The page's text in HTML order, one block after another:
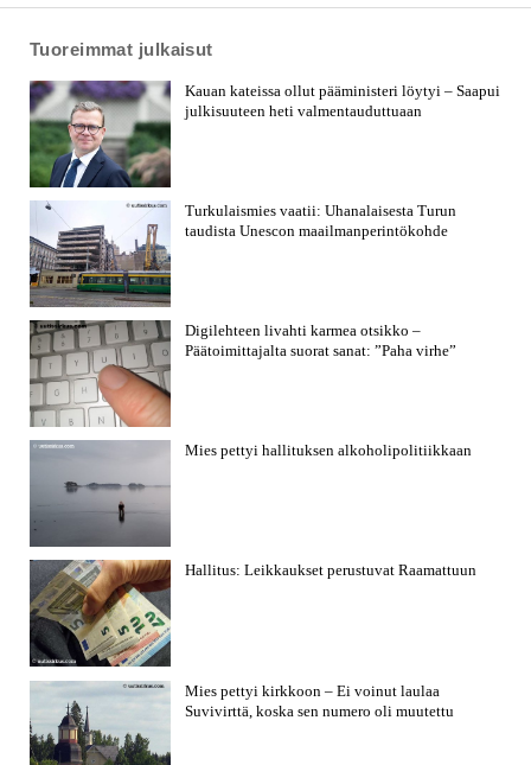
Tuoreimmat julkaisut
Kauan kateissa ollut pääministeri löytyi – Saapui
julkisuuteen heti valmentauduttuaan
Turkulaismies vaatii: Uhanalaisesta Turun
taudista Unescon maailmanperintökohde
Digilehteen livahti karmea otsikko –
Päätoimittajalta suorat sanat: ”Paha virhe”
Mies pettyi hallituksen alkoholipolitiikkaan
Hallitus: Leikkaukset perustuvat Raamattuun
Mies pettyi kirkkoon – Ei voinut laulaa
Suvivirttä, koska sen numero oli muutettu